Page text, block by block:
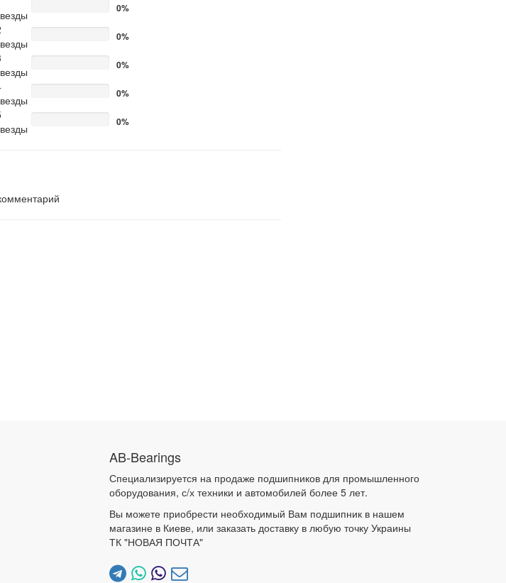
0%
0%
0%
0%
0%
AB-Bearings
Специализируется на продаже подшипников для промышленного
оборудования, с/х техники и автомобилей более 5 лет.
Вы можете приобрести необходимый Вам подшипник в нашем
магазине в Киеве, или заказать доставку в любую точку Украины
ТК "НОВАЯ ПОЧТА"